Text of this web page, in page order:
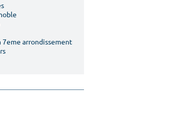
arrondissement